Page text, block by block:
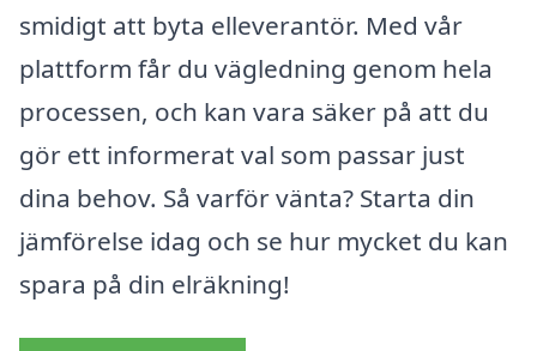
smidigt att byta elleverantör. Med vår
plattform får du vägledning genom hela
processen, och kan vara säker på att du
gör ett informerat val som passar just
dina behov. Så varför vänta? Starta din
jämförelse idag och se hur mycket du kan
spara på din elräkning!